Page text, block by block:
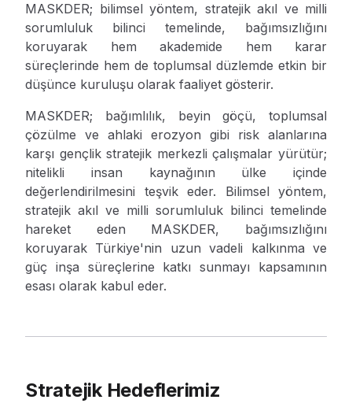
MASKDER; bilimsel yöntem, stratejik akıl ve milli
sorumluluk bilinci temelinde, bağımsızlığını
koruyarak hem akademide hem karar
süreçlerinde hem de toplumsal düzlemde etkin bir
düşünce kuruluşu olarak faaliyet gösterir.
MASKDER; bağımlılık, beyin göçü, toplumsal
çözülme ve ahlaki erozyon gibi risk alanlarına
karşı gençlik stratejik merkezli çalışmalar yürütür;
nitelikli insan kaynağının ülke içinde
değerlendirilmesini teşvik eder. Bilimsel yöntem,
stratejik akıl ve milli sorumluluk bilinci temelinde
hareket eden MASKDER, bağımsızlığını
koruyarak Türkiye'nin uzun vadeli kalkınma ve
güç inşa süreçlerine katkı sunmayı kapsamının
esası olarak kabul eder.
Stratejik Hedeflerimiz